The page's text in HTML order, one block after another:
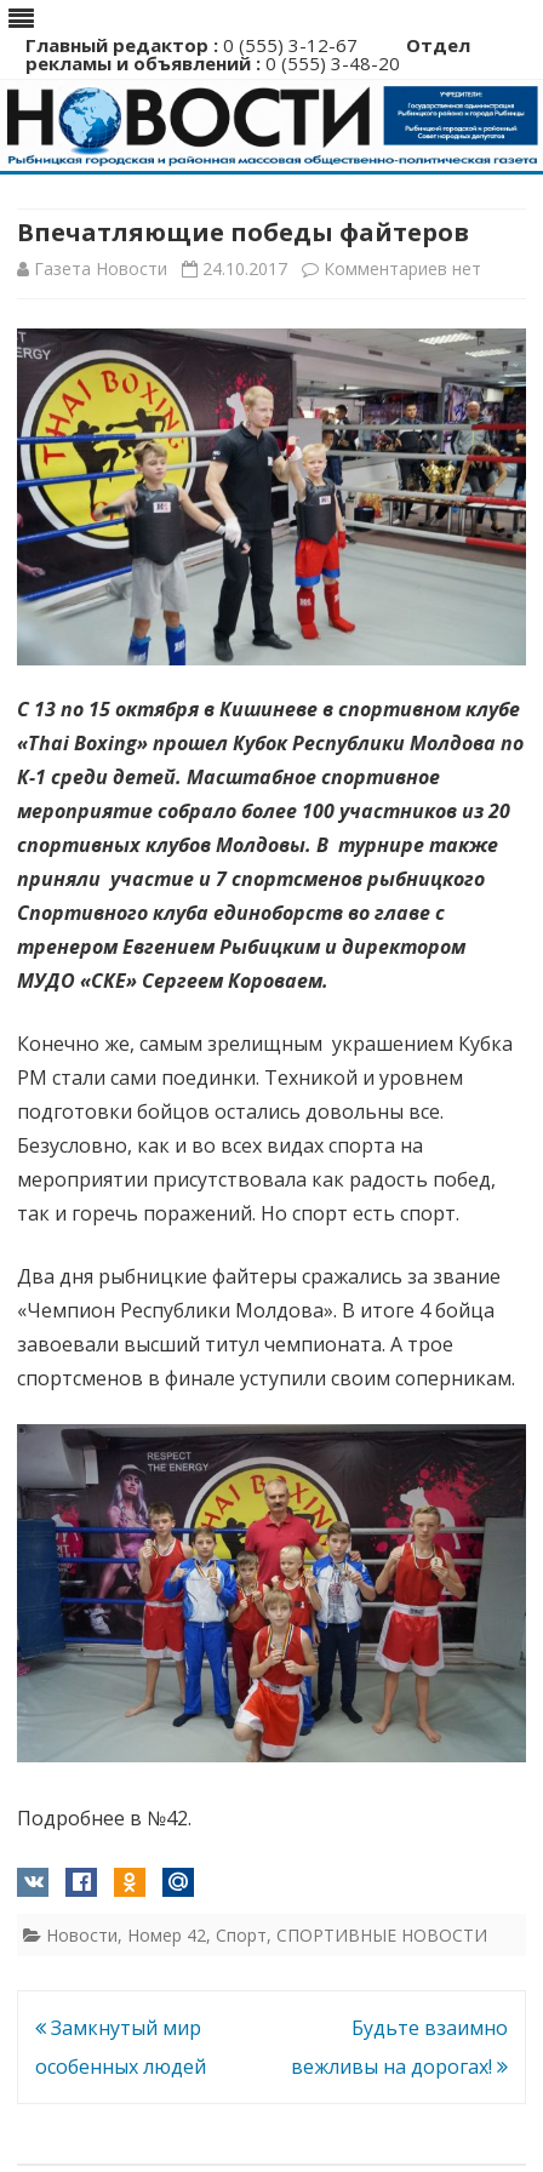
Главный редактор : 0 (555) 3-12-67 Отдел
рекламы и объявлений : 0 (555) 3-48-20
Перейти
содержимому
Впечатляющие победы файтеров
Газета Новости 24.10.2017 Комментариев к
победы
файтеров
нет
С 13 по 15 октября в Кишиневе в спортивном клубе
«Thai Boxing» прошел Кубок Республики Молдова по
К-1 среди детей. Масштабное спортивное
мероприятие собрало более 100 участников из 20
спортивных клубов Молдовы. В турнире также
приняли участие и 7 спортсменов рыбницкого
Спортивного клуба единоборств во главе с
тренером Евгением Рыбицким и директором
МУДО «СКЕ» Сергеем Короваем.
Конечно же, самым зрелищным украшением Кубка
РМ стали сами поединки. Техникой и уровнем
подготовки бойцов остались довольны все.
Безусловно, как и во всех видах спорта на
мероприятии присутствовала как радость побед,
так и горечь поражений. Но спорт есть спорт.
Два дня рыбницкие файтеры сражались за звание
«Чемпион Республики Молдова». В итоге 4 бойца
завоевали высший титул чемпионата. А трое
спортсменов в финале уступили своим соперникам.
Подробнее в №42.
Новости, Номер 42, Спорт, СПОРТИВНЫЕ НОВОСТИ
Навигация
по
Замкнутый мир
особенных людей
Будьте взаимно
вежливы на дорогах!